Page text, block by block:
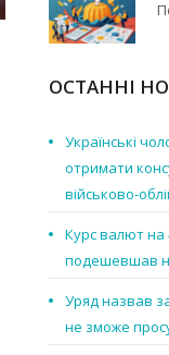
ОСТАННІ
Українські
отримати
військово-
Курс валют на
подешевшав
Уряд назвав
не зможе